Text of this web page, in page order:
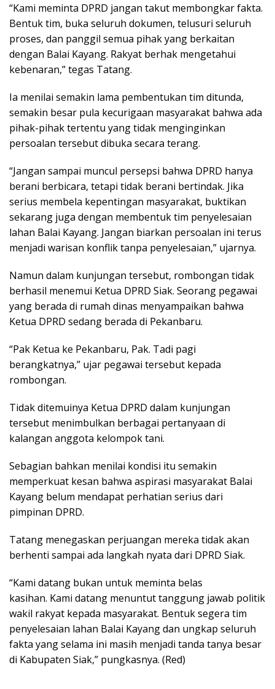
“Kami meminta DPRD jangan takut membongkar fakta.
Bentuk tim, buka seluruh dokumen, telusuri seluruh
proses, dan panggil semua pihak yang berkaitan
dengan Balai Kayang. Rakyat berhak mengetahui
kebenaran,” tegas Tatang.
Ia menilai semakin lama pembentukan tim ditunda,
semakin besar pula kecurigaan masyarakat bahwa ada
pihak-pihak tertentu yang tidak menginginkan
persoalan tersebut dibuka secara terang.
“Jangan sampai muncul persepsi bahwa DPRD hanya
berani berbicara, tetapi tidak berani bertindak. Jika
serius membela kepentingan masyarakat, buktikan
sekarang juga dengan membentuk tim penyelesaian
lahan Balai Kayang. Jangan biarkan persoalan ini terus
menjadi warisan konflik tanpa penyelesaian,” ujarnya.
Namun dalam kunjungan tersebut, rombongan tidak
berhasil menemui Ketua DPRD Siak. Seorang pegawai
yang berada di rumah dinas menyampaikan bahwa
Ketua DPRD sedang berada di Pekanbaru.
“Pak Ketua ke Pekanbaru, Pak. Tadi pagi
berangkatnya,” ujar pegawai tersebut kepada
rombongan.
Tidak ditemuinya Ketua DPRD dalam kunjungan
tersebut menimbulkan berbagai pertanyaan di
kalangan anggota kelompok tani.
Sebagian bahkan menilai kondisi itu semakin
memperkuat kesan bahwa aspirasi masyarakat Balai
Kayang belum mendapat perhatian serius dari
pimpinan DPRD.
Tatang menegaskan perjuangan mereka tidak akan
berhenti sampai ada langkah nyata dari DPRD Siak.
“Kami datang bukan untuk meminta belas
kasihan. Kami datang menuntut tanggung jawab politik
wakil rakyat kepada masyarakat. Bentuk segera tim
penyelesaian lahan Balai Kayang dan ungkap seluruh
fakta yang selama ini masih menjadi tanda tanya besar
di Kabupaten Siak,” pungkasnya. (Red)